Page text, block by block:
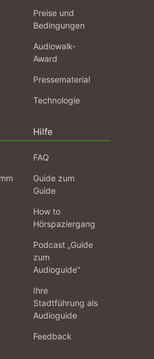
Preise und
Bedingungen
Audiowalk-
Award
Pressematerial
Technologie
Hilfe
FAQ
Guide zum
Guide
How to
Hörspaziergang
Podcast „Guide
zum
Audioguide“
Ihre
Stadtführung als
Audioguide
Feedback